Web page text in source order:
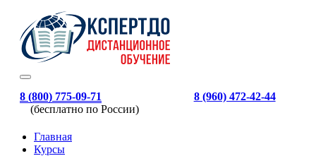
8 (800) 775-09-71
(бесплатно по России)
8 (960) 472-42-44
Главная
Курсы